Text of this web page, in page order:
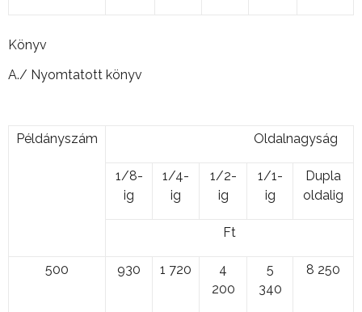
Könyv
A./ Nyomtatott könyv
Példányszám Oldalnagyság
1/8-
ig
1/4-
ig
1/2-
ig
1/1-
ig
Dupla
oldalig
Ft
500 930 1 720
4
200
5
340
8 250